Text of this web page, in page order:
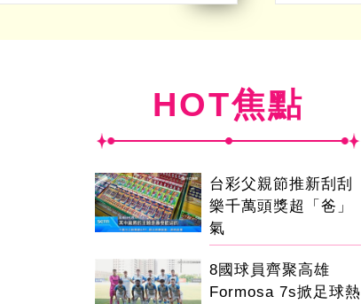
HOT焦點
台彩父親節推新刮刮
樂千萬頭獎超「爸」
氣
8國球員齊聚高雄
Formosa 7s掀足球熱